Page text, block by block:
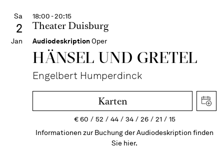
Sa
2
Jan
18:00 - 20:15
Theater Duisburg
AudiodeskriptionOper
HÄNSEL UND GRETEL
Engelbert Humperdinck
Karten
€60 52 44 34 26 21
15
Informationen zur Buchung der Audiodeskription finden
Sie hier.